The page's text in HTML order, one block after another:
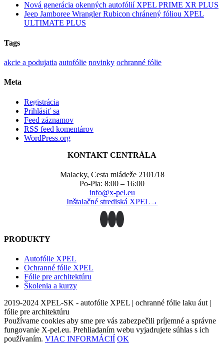
Nová generácia okenných autofólií XPEL PRIME XR PLUS
Jeep Jamboree Wrangler Rubicon chránený fóliou XPEL
ULTIMATE PLUS
Tags
akcie a podujatia autofólie novinky ochranné fólie
Meta
Registrácia
Prihlásiť sa
Feed záznamov
RSS feed komentárov
WordPress.org
KONTAKT CENTRÁLA
Malacky, Cesta mládeže 2101/18
Po-Pia: 8:00 – 16:00
info@x-pel.eu
Inštalačné strediská XPEL→
PRODUKTY
Autofólie XPEL
Ochranné fólie XPEL
Fólie pre architektúru
Školenia a kurzy
2019-2024 XPEL-SK - autofólie XPEL | ochranné fólie laku áut |
fólie pre architektúru
Používame cookies aby sme pre vás zabezpečili príjemné a správne
fungovanie X-pel.eu. Prehliadaním webu vyjadrujete súhlas s ich
používaním. VIAC INFORMÁCIÍ OK